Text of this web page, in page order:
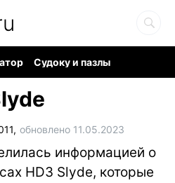
Судоку и пазлы
обновлено 11.05.2023
информацией о
HD3 Slyde, которые